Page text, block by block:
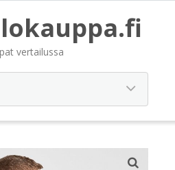
vertailussa